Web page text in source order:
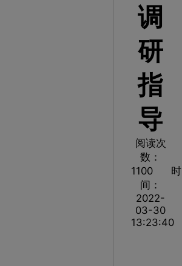
调
研
指
导
阅读次
数：
1100
时
间：
2022-
03-30
13:23:40